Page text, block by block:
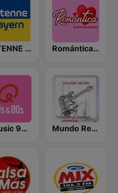
ANTENNE BAYERN Romántica Radio
Qmusic 90's & 00's Mundo Retro Rock & Pop En Español